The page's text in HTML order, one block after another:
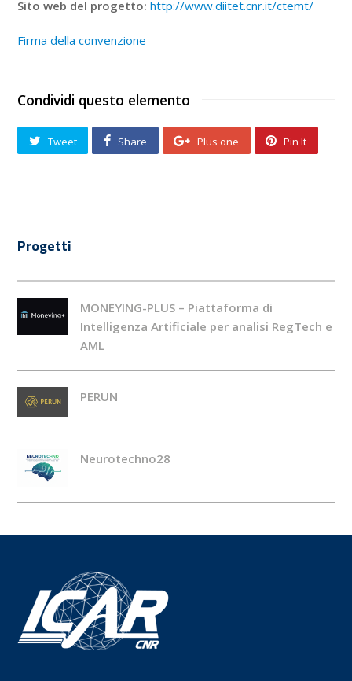
Sito web del progetto: http://www.diitet.cnr.it/ctemt/
Firma della convenzione
Condividi questo elemento
Tweet Share Plus one Pin It
Progetti
MONEYING-PLUS – Piattaforma di
Intelligenza Artificiale per analisi RegTech e
AML
PERUN
Neurotechno28